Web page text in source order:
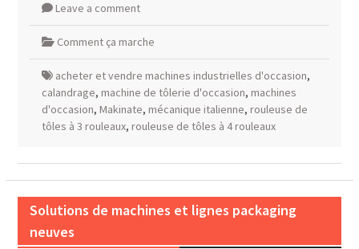
Leave a comment
Comment ça marche
acheter et vendre machines industrielles d'occasion,
calandrage, machine de tôlerie d'occasion, machines
d'occasion, Makinate, mécanique italienne, rouleuse de
tôles à 3 rouleaux, rouleuse de tôles à 4 rouleaux
Solutions de machines et lignes packaging
neuves